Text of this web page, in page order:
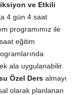
ve Etkili
4 gün 4 saat
programımız ile
eğitim
ala uygulanabilir.
Özel Ders almayı
olarak planlanan